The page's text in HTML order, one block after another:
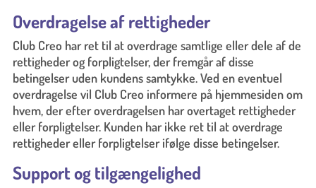
Overdragelse af rettigheder
Club Creo har ret til at overdrage samtlige eller dele af de
rettigheder og forpligtelser, der fremgår af disse
betingelser uden kundens samtykke. Ved en eventuel
overdragelse vil Club Creo informere på hjemmesiden om
hvem, der efter overdragelsen har overtaget rettigheder
eller forpligtelser. Kunden har ikke ret til at overdrage
rettigheder eller forpligtelser ifølge disse betingelser.
Support og tilgængelighed